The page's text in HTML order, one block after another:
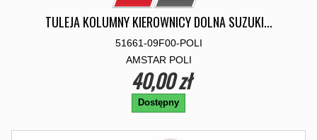
TULEJA KOLUMNY KIEROWNICY DOLNA SUZUKI...
51661-09F00-POLI
AMSTAR POLI
40,00 zł
Dostępny